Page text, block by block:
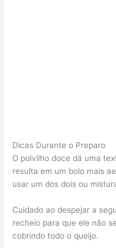
Dicas Durante o Preparo
O polvilho doce dá uma
resulta em um bolo mais
usar um dos dois ou
Cuidado ao despejar a
recheio para que ele não
cobrindo todo o queijo.